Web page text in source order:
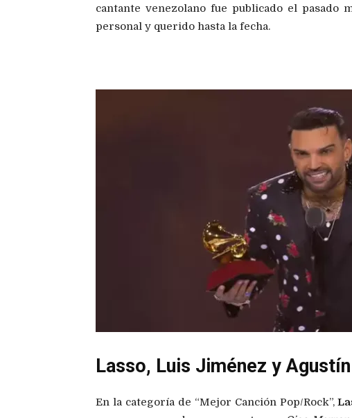
cantante venezolano fue publicado el pasado
personal y querido hasta la fecha.
Lasso, Luis Jiménez y
En la categoría de “Mejor Canción Pop/Rock”,